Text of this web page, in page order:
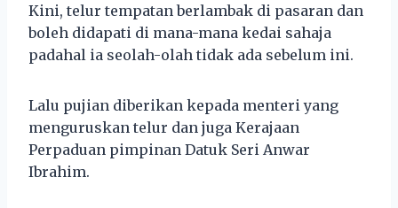
Kini, telur tempatan berlambak di pasaran dan
boleh didapati di mana-mana kedai sahaja
padahal ia seolah-olah tidak ada sebelum ini.
Lalu pujian diberikan kepada menteri yang
menguruskan telur dan juga Kerajaan
Perpaduan pimpinan Datuk Seri Anwar
Ibrahim.